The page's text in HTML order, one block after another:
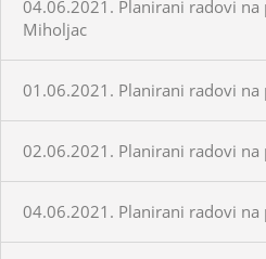
04.06.2021. Planirani radovi
Miholjac
01.06.2021. Planirani radovi
02.06.2021. Planirani radovi na
04.06.2021. Planirani radovi